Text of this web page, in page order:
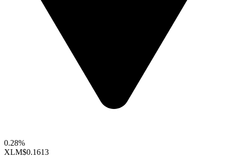
0.28%
XLM$0.1613